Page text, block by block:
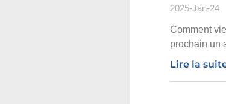
2025-Jan-24
Comment
prochain un
Lire la